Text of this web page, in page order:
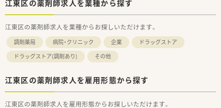
■自ら考えて動き、周りを巻き込んで人を動かす力がある方
■仕事内容は下記をイメージ下さい
・新規出店時の申請、届出関係全般
・新規出店計画の企画・立案・実施、新規開設店舗の設計
・施工に関する業務
・店舗改装、修繕に関する業務
・決定に関する業務
・商品の評価減及び廃棄に関する業務
・店舗従業員の異動、退職、評価、教育
・店舗従業員の労働時間等管理
江東区の薬剤師求人を業種から探す
江東区の薬剤師求人を業種からお探しいただけます。
調剤薬局 病院・クリニック 企業
ドラッグストア
ドラッグストア(調剤あり)
その他
江東区の薬剤師求人を雇用形態から探す
江東区の薬剤師求人を雇用形態からお探しいただけます。